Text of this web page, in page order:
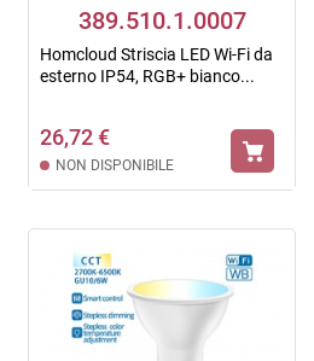
389.510.1.0007
Homcloud Striscia LED Wi-Fi da
esterno IP54, RGB+ bianco...
26,72 €
NON DISPONIBILE